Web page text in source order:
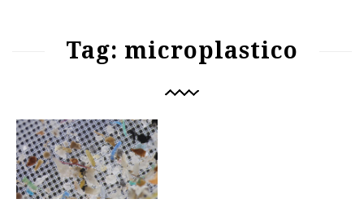
Tag: microplastico